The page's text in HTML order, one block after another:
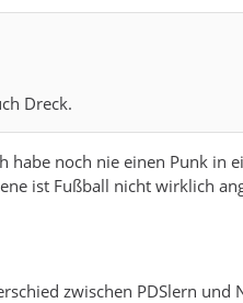
Dreck.
habe noch nie einen Punk in
ist Fußball nicht wirklich
zwischen PDSlern und